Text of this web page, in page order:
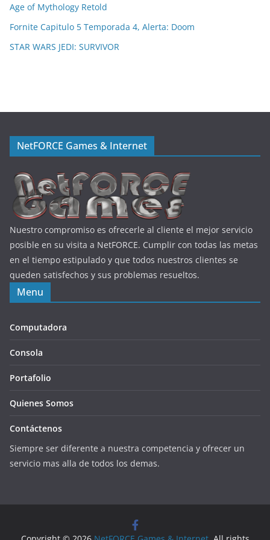
Age of Mythology Retold
Fornite Capitulo 5 Temporada 4, Alerta: Doom
STAR WARS JEDI: SURVIVOR
NetFORCE Games & Internet
Nuestro compromiso es ofrecerle al cliente el mejor servicio
posible en su visita a NetFORCE. Cumplir con todas las metas
en el tiempo estipulado y que todos nuestros clientes se
queden satisfechos y sus problemas resueltos.
Menu
Computadora
Consola
Portafolio
Quienes Somos
Contáctenos
Siempre ser diferente a nuestra competencia y ofrecer un
servicio mas alla de todos los demas.